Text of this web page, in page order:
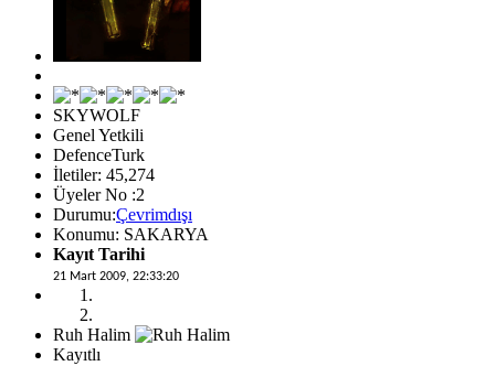
SKYWOLF
Genel Yetkili
DefenceTurk
İletiler: 45,274
Üyeler No :2
Durumu:Çevrimdışı
Konumu: SAKARYA
Kayıt Tarihi
21 Mart 2009, 22:33:20
Ruh Halim
Kayıtlı